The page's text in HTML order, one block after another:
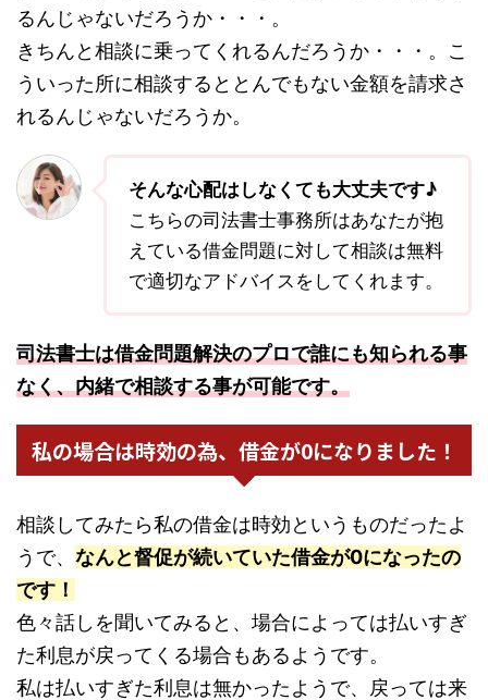
るんじゃないだろうか・・・。
きちんと相談に乗ってくれるんだろうか・・・。こ
ういった所に相談するととんでもない金額を請求さ
れるんじゃないだろうか。
そんな心配はしなくても大丈夫です♪
こちらの司法書士事務所はあなたが抱
えている借金問題に対して相談は無料
で適切なアドバイスをしてくれます。
司法書士は借金問題解決のプロで誰にも知られる事
なく、内緒で相談する事が可能です。
私の場合は時効の為、借金が0になりました！
相談してみたら私の借金は時効というものだったよ
うで、 なんと督促が続いていた借金が0になったの
です！
色々話しを聞いてみると、場合によっては払いすぎ
た利息が戻ってくる場合もあるようです。
私は払いすぎた利息は無かったようで、戻っては来